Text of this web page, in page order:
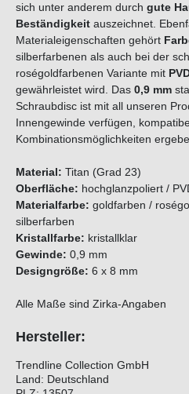
sich unter anderem durch gute
Beständigkeit auszeichnet.
Materialeigenschaften gehört
silberfarbenen als auch bei der
roségoldfarbenen Variante mit
gewährleistet wird. Das 0,9 mm
Schraubdisc ist mit all unseren
Innengewinde verfügen,
Kombinationsmöglichkeiten
Material: Titan (Grad 23)
Oberfläche: hochglanzpoliert /
Materialfarbe: goldfarben /
silberfarben
Kristallfarbe: kristallklar
Gewinde: 0,9 mm
Designgröße: 6 x 8 mm
Alle Maße sind Zirka-Angaben
Hersteller:
Trendline Collection GmbH
Land: Deutschland